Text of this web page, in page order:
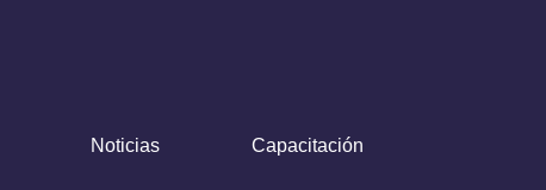
Noticias Capacitación